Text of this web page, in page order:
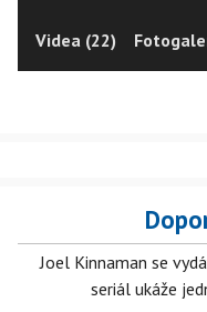
Videa (22)
Joel Kinnaman se
seriál ukáže